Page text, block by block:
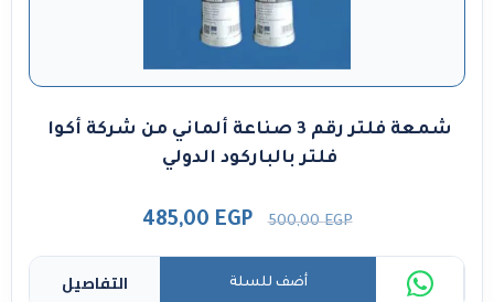
شمعة فلتر رقم 3 صناعة ألماني من شركة أكوا
فلتر بالباركود الدولي
500,00EGP
485,00 EGP
التفاصيل أضف للسلة